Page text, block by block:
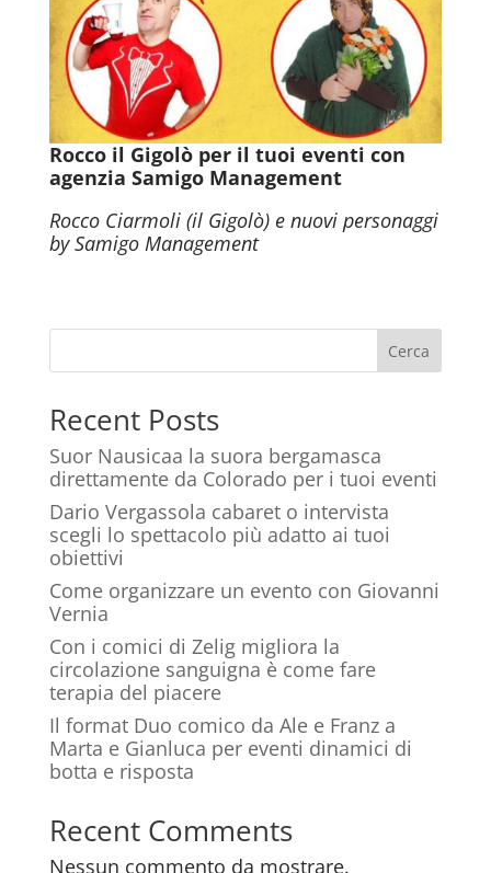
Rocco il Gigolò per il tuoi eventi con
agenzia Samigo Management
Rocco Ciarmoli (il Gigolò) e nuovi personaggi
by Samigo Management
Cerca
Recent Posts
Suor Nausicaa la suora bergamasca
direttamente da Colorado per i tuoi eventi
Dario Vergassola cabaret o intervista
scegli lo spettacolo più adatto ai tuoi
obiettivi
Come organizzare un evento con Giovanni
Vernia
Con i comici di Zelig migliora la
circolazione sanguigna è come fare
terapia del piacere
Il format Duo comico da Ale e Franz a
Marta e Gianluca per eventi dinamici di
botta e risposta
Recent Comments
Nessun commento da mostrare.